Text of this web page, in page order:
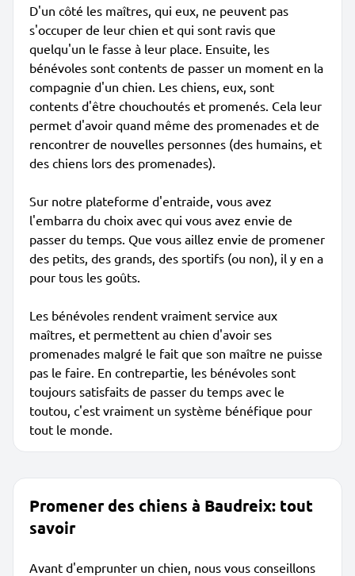
D'un côté les maîtres, qui eux, ne peuvent pas
s'occuper de leur chien et qui sont ravis que
quelqu'un le fasse à leur place. Ensuite, les
bénévoles sont contents de passer un moment en la
compagnie d'un chien. Les chiens, eux, sont
contents d'être chouchoutés et promenés. Cela leur
permet d'avoir quand même des promenades et de
rencontrer de nouvelles personnes (des humains, et
des chiens lors des promenades).
Sur notre plateforme d'entraide, vous avez
l'embarra du choix avec qui vous avez envie de
passer du temps. Que vous aillez envie de promener
des petits, des grands, des sportifs (ou non), il y en a
pour tous les goûts.
Les bénévoles rendent vraiment service aux
maîtres, et permettent au chien d'avoir ses
promenades malgré le fait que son maître ne puisse
pas le faire. En contrepartie, les bénévoles sont
toujours satisfaits de passer du temps avec le
toutou, c'est vraiment un système bénéfique pour
tout le monde.
Promener des chiens à Baudreix: tout
savoir
Avant d'emprunter un chien, nous vous conseillons